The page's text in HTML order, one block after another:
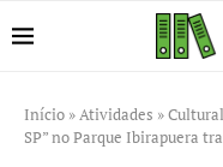
Início »Atividades »Cultural
SP” no Parque Ibirapuera